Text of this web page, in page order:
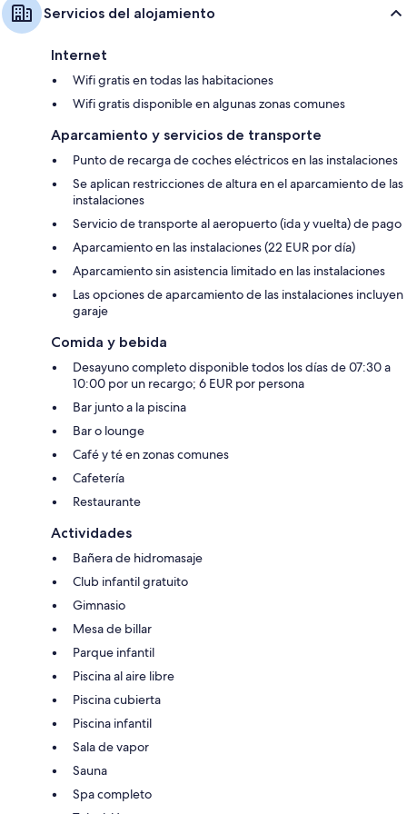
Servicios del alojamiento
Internet
Wifi gratis en todas las habitaciones
Wifi gratis disponible en algunas zonas comunes
Aparcamiento y servicios de transporte
Punto de recarga de coches eléctricos en las instalaciones
Se aplican restricciones de altura en el aparcamiento de las
instalaciones
Servicio de transporte al aeropuerto (ida y vuelta) de pago
Aparcamiento en las instalaciones (22 EUR por día)
Aparcamiento sin asistencia limitado en las instalaciones
Las opciones de aparcamiento de las instalaciones incluyen
garaje
Comida y bebida
Desayuno completo disponible todos los días de 07:30 a
10:00 por un recargo; 6 EUR por persona
Bar junto a la piscina
Bar o lounge
Café y té en zonas comunes
Cafetería
Restaurante
Actividades
Bañera de hidromasaje
Club infantil gratuito
Gimnasio
Mesa de billar
Parque infantil
Piscina al aire libre
Piscina cubierta
Piscina infantil
Sala de vapor
Sauna
Spa completo